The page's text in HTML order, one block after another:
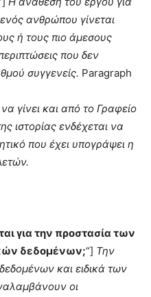
ανθρώπου γίνεται
ή τους πιο άμεσους
που δεν
συγγενείς. Paragraph
γίνει και από το Γραφείο
ιστορίας ενδέχεται να
που έχει υπογράψει η
για την προστασία των
δεδομένων;“] Την
και ειδικά των
οι